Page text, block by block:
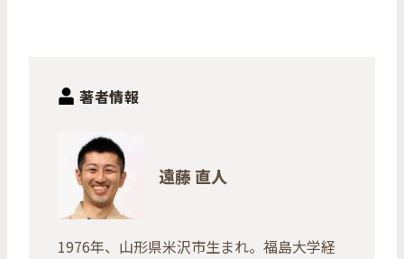
著者情報
遠藤 直人
1976年、山形県米沢市生まれ。福島大学経